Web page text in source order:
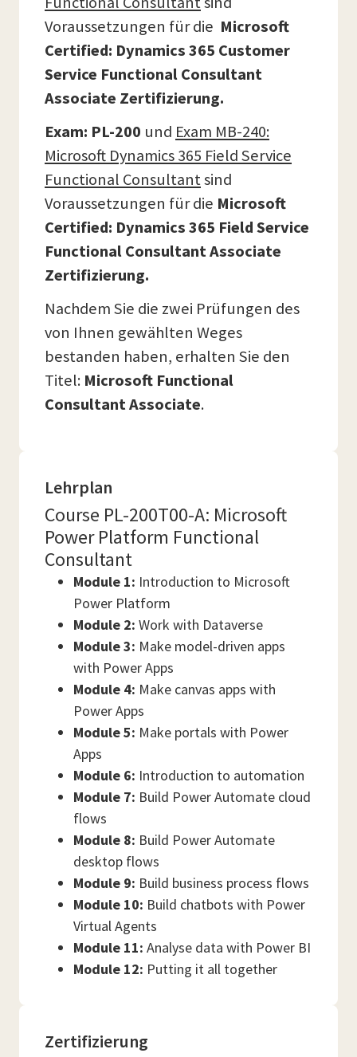
Voraussetzungen für die Microsoft
Certified: Dynamics 365 Customer
Service Functional Consultant
Associate Zertifizierung.
Exam: PL-200 und Exam MB-240:
Microsoft Dynamics 365 Field Service
Functional Consultantsind
Voraussetzungen für die Microsoft
Certified: Dynamics 365 Field Service
Functional Consultant Associate
Zertifizierung.
Nachdem Sie die zwei Prüfungen des
von Ihnen gewählten Weges
bestanden haben, erhalten Sie den
Titel: Microsoft Functional
Consultant Associate.
Lehrplan
Course PL-200T00-A: Microsoft
Power Platform Functional
Consultant
Module 1: Introduction to Microsoft
Power Platform
Module 2: Work with Dataverse
Module 3: Make model-driven apps
with Power Apps
Module 4: Make canvas apps with
Power Apps
Module 5: Make portals with Power
Apps
Module 6: Introduction to automation
Module 7: Build Power Automate cloud
flows
Module 8: Build Power Automate
desktop flows
Module 9: Build business process flows
Module 10: Build chatbots with Power
Virtual Agents
Module 11: Analyse data with Power BI
Module 12: Putting it all together
Zertifizierung